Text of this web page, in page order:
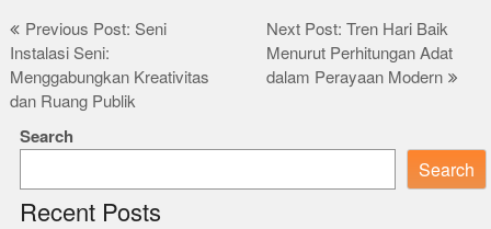
Post
navigation
Previous Post: Seni
Instalasi Seni:
Menggabungkan Kreativitas
dan Ruang Publik
Next Post: Tren Hari Baik
Menurut Perhitungan Adat
dalam Perayaan Modern
Search
Search
Recent Posts